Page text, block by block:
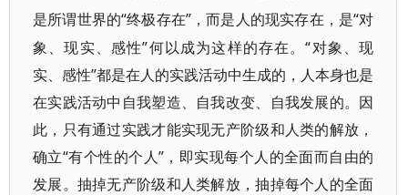
是所谓世界的“终极存在”，而是人的现实存在，是“对
象、现实、感性”何以成为这样的存在。“对象、现
实、感性”都是在人的实践活动中生成的，人本身也是
在实践活动中自我塑造、自我改变、自我发展的。因
此，只有通过实践才能实现无产阶级和人类的解放，
确立“有个性的个人”，即实现每个人的全面而自由的
发展。抽掉无产阶级和人类解放，抽掉每个人的全面